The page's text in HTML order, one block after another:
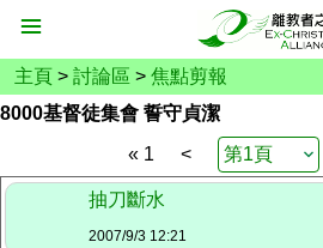
主頁 > 討論區 > 焦點剪報
8000基督徒集會 誓守貞潔
« 1
<
抽刀斷水
2007/9/3 12:21